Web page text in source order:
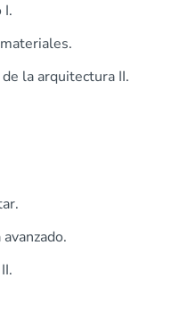
I.
la arquitectura II.